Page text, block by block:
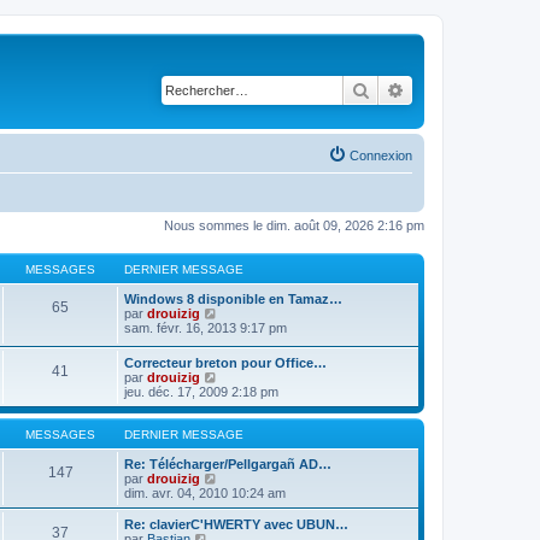
Rechercher
Connexion
Nous sommes le dim. août 09, 2026 2:16 pm
MESSAGES DERNIER MESSAGE
65
Windows 8 disponible en Tamaz…
par drouizig
o
u
l
t
e
r
l
d
e
r
n
i
sam. févr. 16, 2013 9:17 pm
41
Correcteur breton pour Office…
par drouizig
o
n
s
u
l
t
r
l
e
jeu. déc. 17, 2009 2:18 pm
MESSAGES DERNIER MESSAGE
147
Re: Télécharger/Pellgargañ AD…
par drouizig
o
n
s
dim. avr. 04, 2010 10:24 am
37
Re: clavierC'HWERTY avec UBUN…